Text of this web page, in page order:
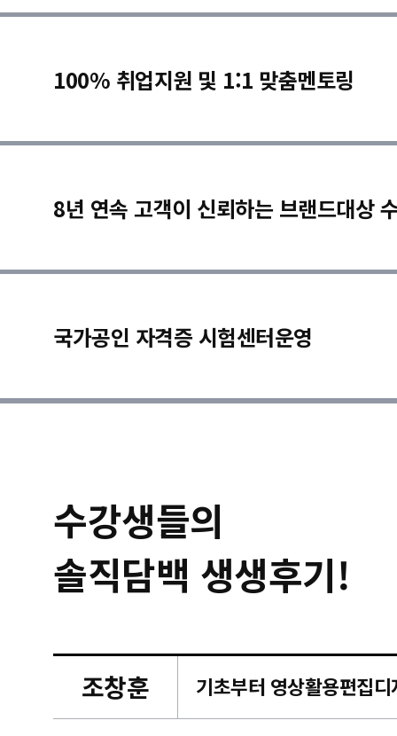
100% 취업지원 및 1:1 맞춤멘토링
8년 연속 고객이 신뢰하는 브랜드대상
국가공인 자격증 시험센터운영
수강생들의
솔직담백 생생후기!
조창훈